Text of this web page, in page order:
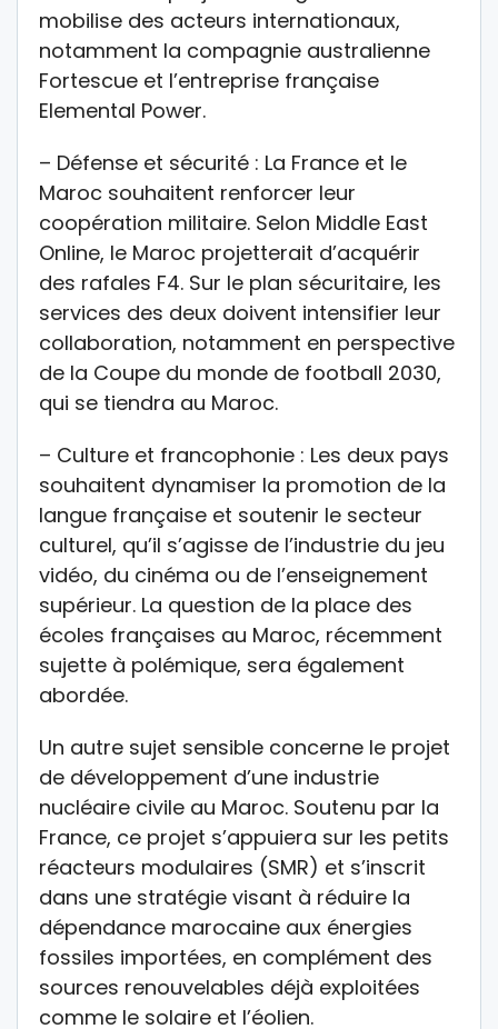
mobilise des acteurs internationaux,
notamment la compagnie australienne
Fortescue et l’entreprise française
Elemental Power.
– Défense et sécurité : La France et le
Maroc souhaitent renforcer leur
coopération militaire. Selon Middle East
Online, le Maroc projetterait d’acquérir
des rafales F4. Sur le plan sécuritaire, les
services des deux doivent intensifier leur
collaboration, notamment en perspective
de la Coupe du monde de football 2030,
qui se tiendra au Maroc.
– Culture et francophonie : Les deux pays
souhaitent dynamiser la promotion de la
langue française et soutenir le secteur
culturel, qu’il s’agisse de l’industrie du jeu
vidéo, du cinéma ou de l’enseignement
supérieur. La question de la place des
écoles françaises au Maroc, récemment
sujette à polémique, sera également
abordée.
Un autre sujet sensible concerne le projet
de développement d’une industrie
nucléaire civile au Maroc. Soutenu par la
France, ce projet s’appuiera sur les petits
réacteurs modulaires (SMR) et s’inscrit
dans une stratégie visant à réduire la
dépendance marocaine aux énergies
fossiles importées, en complément des
sources renouvelables déjà exploitées
comme le solaire et l’éolien.